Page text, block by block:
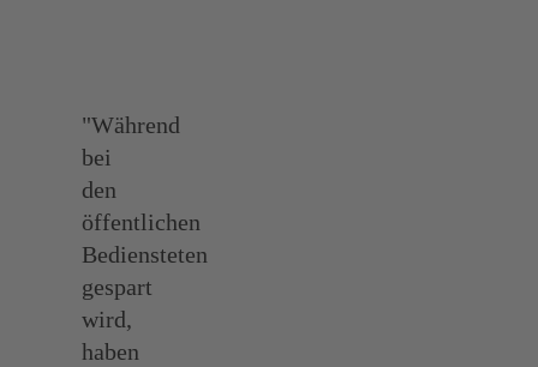
"Während
bei
den
öffentlichen
Bediensteten
gespart
wird,
haben